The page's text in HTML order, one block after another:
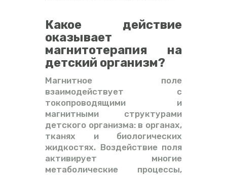
Какое действие
оказывает
магнитотерапия на
детский организм?
Магнитное поле
взаимодействует с
токопроводящими и
магнитными структурами
детского организма: в органах,
тканях и биологических
жидкостях. Воздействие поля
активирует многие
метаболические процессы,